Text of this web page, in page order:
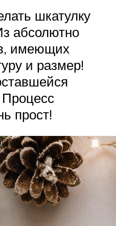
шкатулку
абсолютно
имеющих
и размер!
Процесс
прост!